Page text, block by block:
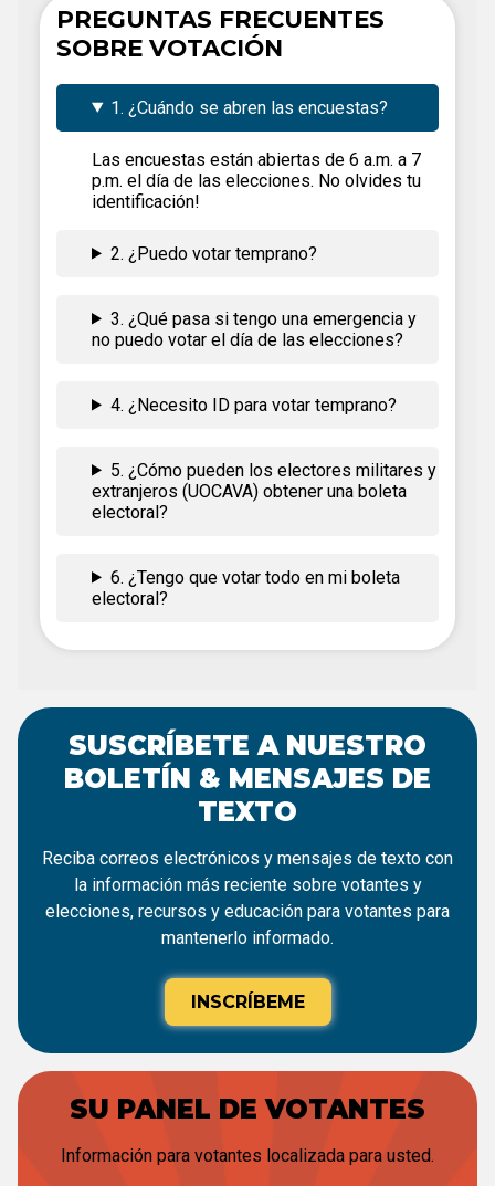
PREGUNTAS FRECUENTES
SOBRE VOTACIÓN
1. ¿Cuándo se abren las encuestas?
Las encuestas están abiertas de 6 a.m. a 7
p.m. el día de las elecciones. No olvides tu
identificación!
2. ¿Puedo votar temprano?
3. ¿Qué pasa si tengo una emergencia y
no puedo votar el día de las elecciones?
4. ¿Necesito ID para votar temprano?
5. ¿Cómo pueden los electores militares y
extranjeros (UOCAVA) obtener una boleta
electoral?
6. ¿Tengo que votar todo en mi boleta
electoral?
SUSCRÍBETE A NUESTRO
BOLETÍN & MENSAJES DE
TEXTO
Reciba correos electrónicos y mensajes de texto con
la información más reciente sobre votantes y
elecciones, recursos y educación para votantes para
mantenerlo informado.
INSCRÍBEME
SU PANEL DE VOTANTES
Información para votantes localizada para usted.